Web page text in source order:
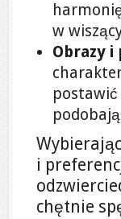
w
Obrazy
i
chętnie